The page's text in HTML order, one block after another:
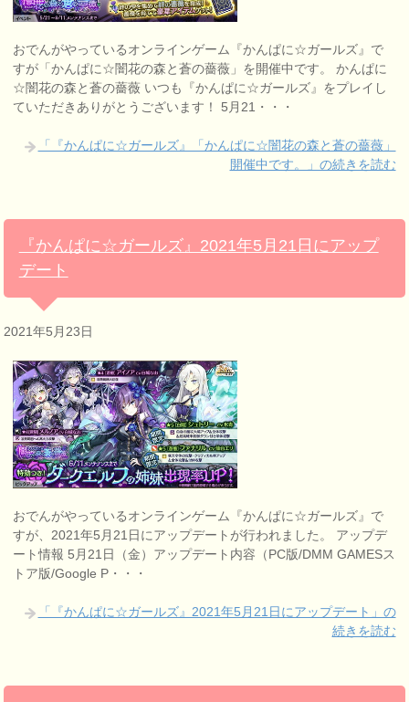
おでんがやっているオンラインゲーム『かんぱに☆ガールズ』で
すが「かんぱに☆闇花の森と蒼の薔薇」を開催中です。 かんぱに
☆闇花の森と蒼の薔薇 いつも『かんぱに☆ガールズ』をプレイし
ていただきありがとうございます！ 5月21・・・
「『かんぱに☆ガールズ』「かんぱに☆闇花の森と蒼の薔薇」
開催中です。」の続きを読む
『かんぱに☆ガールズ』2021年5月21日にアップ
デート
2021年5月23日
おでんがやっているオンラインゲーム『かんぱに☆ガールズ』で
すが、2021年5月21日にアップデートが行われました。 アップデ
ート情報 5月21日（金）アップデート内容（PC版/DMM GAMESス
トア版/Google P・・・
「『かんぱに☆ガールズ』2021年5月21日にアップデート」の
続きを読む